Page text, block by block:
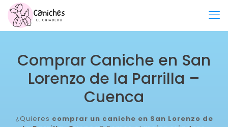
Comprar Caniche en San
Lorenzo de la Parrilla –
Cuenca
¿Quieres comprar un caniche en San Lorenzo de